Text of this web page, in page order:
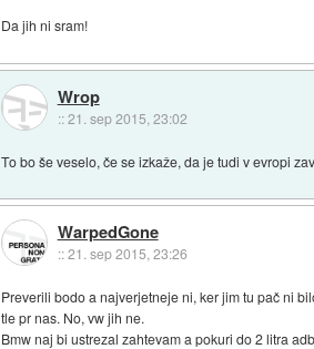
Da jih ni sram!
Wrop
::21. sep 2015, 23:02
To bo še veselo, če se izkaže, da je tudi v evropi
WarpedGone
::21. sep 2015, 23:26
Preverili bodo a najverjetneje ni, ker jim tu pač ni
tle pr nas. No, vw jih ne.
Bmw naj bi ustrezal zahtevam a pokuri do 2 litra